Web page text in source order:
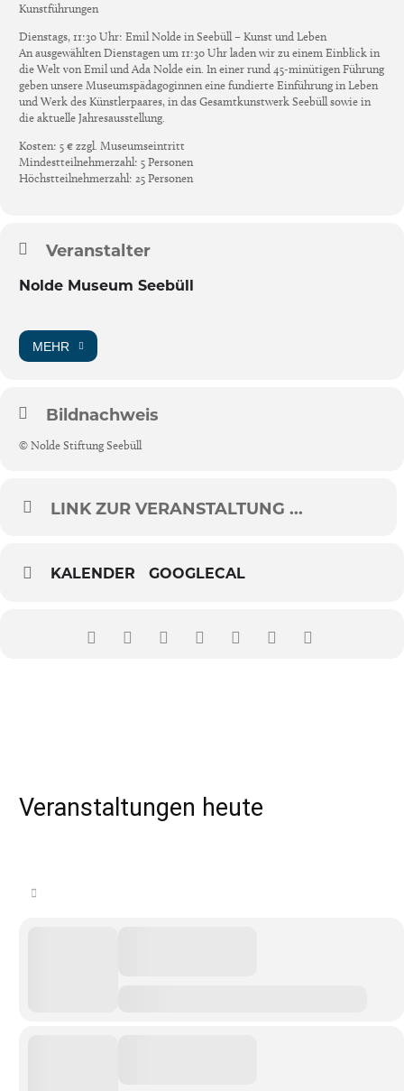
Kunstführungen
Dienstags, 11:30 Uhr: Emil Nolde in Seebüll – Kunst und Leben
An ausgewählten Dienstagen um 11:30 Uhr laden wir zu einem Einblick in
die Welt von Emil und Ada Nolde ein. In einer rund 45-minütigen Führung
geben unsere Museumspädagoginnen eine fundierte Einführung in Leben
und Werk des Künstlerpaares, in das Gesamtkunstwerk Seebüll sowie in
die aktuelle Jahresausstellung.
Kosten: 5 € zzgl. Museumseintritt
Mindestteilnehmerzahl: 5 Personen
Höchstteilnehmerzahl: 25 Personen
Veranstalter
Nolde Museum Seebüll
MEHR
Bildnachweis
© Nolde Stiftung Seebüll
LINK ZUR VERANSTALTUNG ...
KALENDER GOOGLECAL
Veranstaltungen heute